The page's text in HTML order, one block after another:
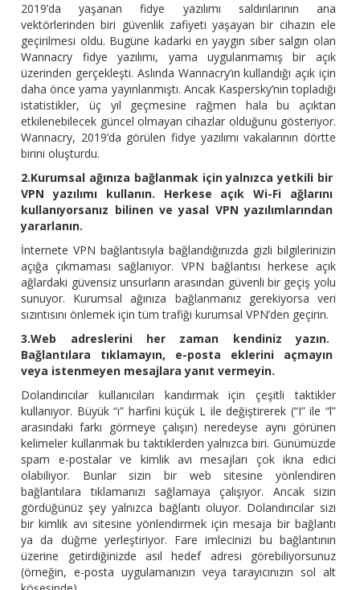
2019’da yaşanan fidye yazılımı saldırılarının ana
vektörlerinden biri güvenlik zafiyeti yaşayan bir cihazın ele
geçirilmesi oldu. Bugüne kadarki en yaygın siber salgın olan
Wannacry fidye yazılımı, yama uygulanmamış bir açık
üzerinden gerçekleşti. Aslında Wannacry’ın kullandığı açık için
daha önce yama yayınlanmıştı. Ancak Kaspersky’nin topladığı
istatistikler, üç yıl geçmesine rağmen hala bu açıktan
etkilenebilecek güncel olmayan cihazlar olduğunu gösteriyor.
Wannacry, 2019’da görülen fidye yazılımı vakalarının dörtte
birini oluşturdu.
2.Kurumsal ağınıza bağlanmak için yalnızca yetkili bir
VPN yazılımı kullanın. Herkese açık Wi-Fi ağlarını
kullanıyorsanız bilinen ve yasal VPN yazılımlarından
yararlanın.
İnternete VPN bağlantısıyla bağlandığınızda gizli bilgilerinizin
açığa çıkmaması sağlanıyor. VPN bağlantısı herkese açık
ağlardaki güvensiz unsurların arasından güvenli bir geçiş yolu
sunuyor. Kurumsal ağınıza bağlanmanız gerekiyorsa veri
sızıntısını önlemek için tüm trafiği kurumsal VPN’den geçirin.
3.Web adreslerini her zaman kendiniz yazın.
Bağlantılara tıklamayın, e-posta eklerini açmayın
veya istenmeyen mesajlara yanıt vermeyin.
Dolandırıcılar kullanıcıları kandırmak için çeşitli taktikler
kullanıyor. Büyük “ı” harfini küçük L ile değiştirerek (“I” ile “l”
arasındaki farkı görmeye çalışın) neredeyse aynı görünen
kelimeler kullanmak bu taktiklerden yalnızca biri. Günümüzde
spam e-postalar ve kimlik avı mesajları çok ikna edici
olabiliyor. Bunlar sizin bir web sitesine yönlendiren
bağlantılara tıklamanızı sağlamaya çalışıyor. Ancak sizin
gördüğünüz şey yalnızca bağlantı oluyor. Dolandırıcılar sizi
bir kimlik avı sitesine yönlendirmek için mesaja bir bağlantı
ya da düğme yerleştiriyor. Fare imlecinizi bu bağlantının
üzerine getirdiğinizde asıl hedef adresi görebiliyorsunuz
(örneğin, e-posta uygulamanızın veya tarayıcınızın sol alt